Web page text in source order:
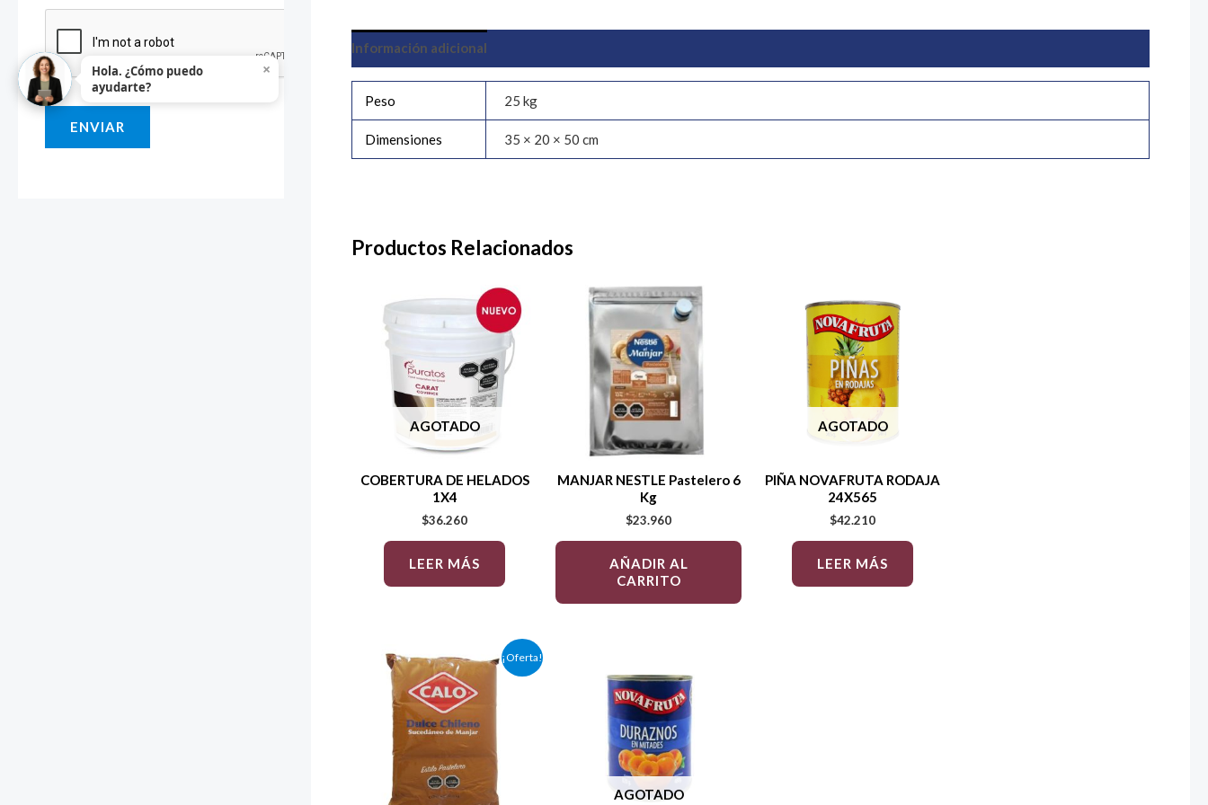
o
o
M
ENVIAR
Información adicional
Peso 25 kg
Dimensiones 35 × 20 × 50 cm
Productos Relacionados
AGOTADO
COBERTURA DE HELADOS
1X4
$36.260
LEER MÁS
MANJAR NESTLE Pastelero 6
Kg
$23.960
AÑADIR AL
CARRITO
AGOTADO
PIÑA NOVAFRUTA RODAJA
24X565
$42.210
LEER MÁS
¡Oferta!
precio
original
era:
$43.350.
precio
actual
AGOTADO
Hola. ¿Cómo puedo
ayudarte?
×